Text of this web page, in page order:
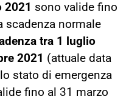
2021 sono valide fino
scadenza normale
tra 1 luglio
2021 (attuale data
stato di emergenza
fino al 31 marzo